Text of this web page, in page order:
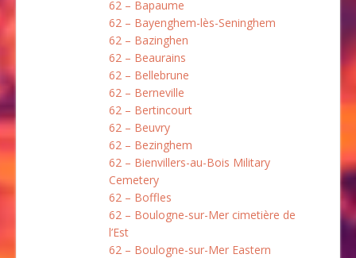
62 – Bapaume
62 – Bayenghem-lès-Seninghem
62 – Bazinghen
62 – Beaurains
62 – Bellebrune
62 – Berneville
62 – Bertincourt
62 – Beuvry
62 – Bezinghem
62 – Bienvillers-au-Bois Military
Cemetery
62 – Boffles
62 – Boulogne-sur-Mer cimetière de
l’Est
62 – Boulogne-sur-Mer Eastern